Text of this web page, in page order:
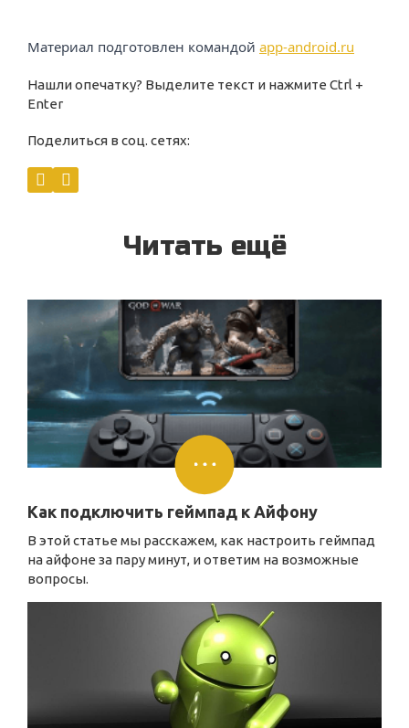
Материал подготовлен командой app-android.ru
Нашли опечатку? Выделите текст и нажмите Ctrl +
Enter
Поделиться в соц. сетях:
Читать ещё
Как подключить геймпад к Айфону
В этой статье мы расскажем, как настроить геймпад
на айфоне за пару минут, и ответим на возможные
вопросы.